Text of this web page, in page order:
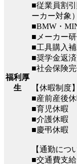
福利厚
生
■従業員割
ーカー対象）
■BMW・
■メーカー
■工具購入
■奨学金返
■社会保険
【休暇制度】
■産前産後
■育児休暇
■介護休暇
■慶弔休暇
【通勤につ
■交通費支給